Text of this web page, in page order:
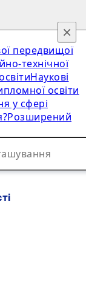
передвищої
технічної
Наукові
освіти
у сфері
Розширений
×